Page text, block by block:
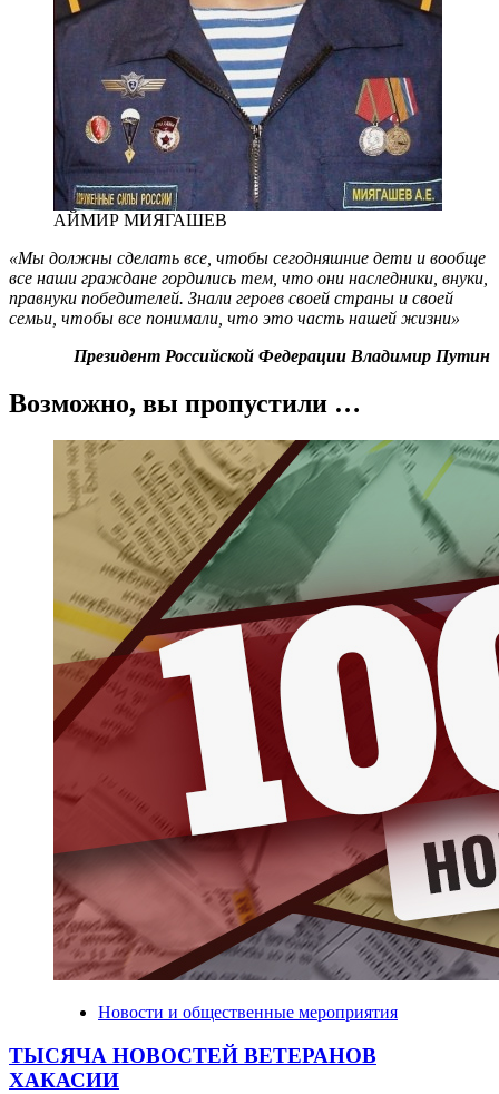
АЙМИР МИЯГАШЕВ
«Мы должны сделать все, чтобы сегодняшние дети и вообще
все наши граждане гордились тем, что они наследники, внуки,
правнуки победителей. Знали героев своей страны и своей
семьи, чтобы все понимали, что это часть нашей жизни»
Президент Российской Федерации Владимир Путин
Возможно, вы пропустили …
Новости и общественные мероприятия
ТЫСЯЧА НОВОСТЕЙ ВЕТЕРАНОВ
ХАКАСИИ